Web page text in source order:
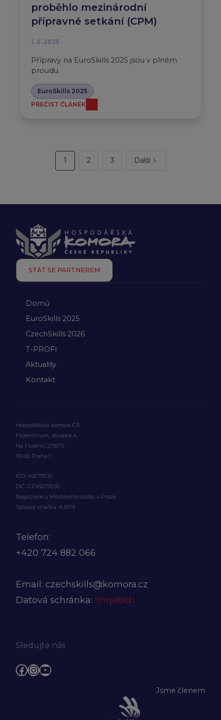
proběhlo mezinárodní
přípravné setkání (CPM)
1. 2. 2025
Přípravy na EuroSkills 2025 jsou v plném
proudu.
EuroSkills 2025
PŘEČÍST ČLÁNEK
1 2 3 Další
STÁT SE PARTNEREM
Domů
EuroSkills 2025
CzechSkills 2026
T-PROFI
Aktuality
Kontakt
Hospodářská komora ČR
Florentinum, recepce A
Na Florenci 2116/15
110 00 Praha 1
IČO: 49279530
DIČ: CZ49279530
Registrace u Městského soudu v Praze
Spisová značka: A 8179
Telefon:
+420 724 882 066
Email: czechskills@komora.cz
Datová schránka: 9nqab6b
Sledujte nás
Facebook
Instagram
YouTube
Jsme členem